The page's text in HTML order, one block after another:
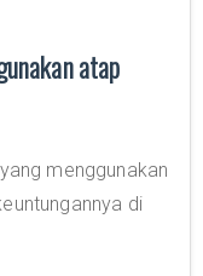
atap
menggunakan
di